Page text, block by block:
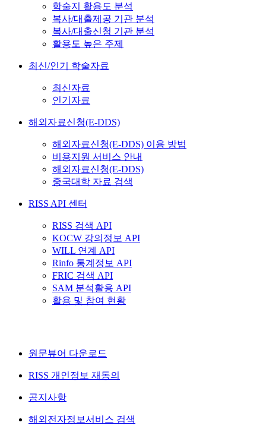
학술지 활용도 분석
복사/대출제공 기관 분석
복사/대출신청 기관 분석
활용도 높은 주제
최신/인기 학술자료
최신자료
인기자료
해외자료신청(E-DDS)
해외자료신청(E-DDS) 이용 방법
비용지원 서비스 안내
해외자료신청(E-DDS)
중국대학 자료 검색
RISS API 센터
RISS 검색 API
KOCW 강의정보 API
WILL 연계 API
Rinfo 통계정보 API
FRIC 검색 API
SAM 분석활용 API
활용 및 참여 현황
원문뷰어 다운로드
RISS 개인정보 재동의
공지사항
해외전자정보서비스 검색